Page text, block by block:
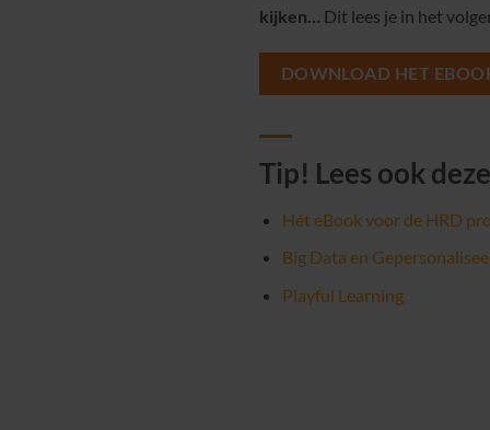
kijken… Dit lees je in het
DOWNLOAD HET
Tip! Lees ook
Hét eBook voor de HRD
Big Data en
Playful Learning